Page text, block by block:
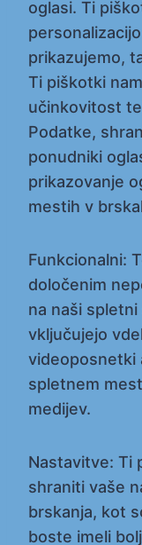
oglasi. Ti
prikazujemo,
Ti piškotki
učinkovitost
Podatke,
ponudniki
prikazovanje
mestih v
Funkcionalni:
določenim
na naši
vključujejo
videoposnetki
spletnem
medijev.
Nastavitve: Ti
shraniti vaše
brskanja, kot
boste imeli